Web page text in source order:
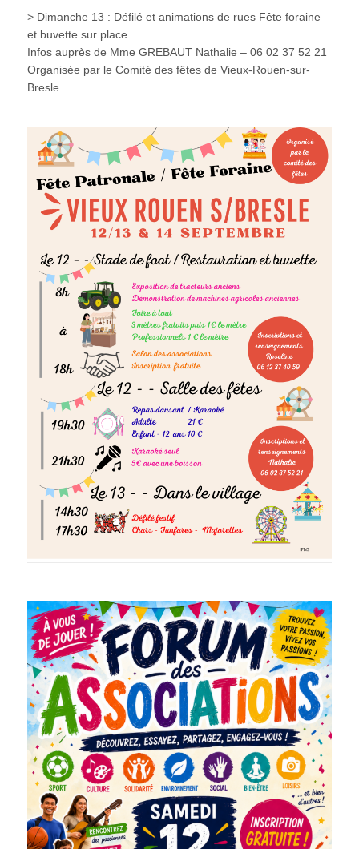
> Dimanche 13 : Défilé et animations de rues Fête foraine
et buvette sur place
Infos auprès de Mme GREBAUT Nathalie – 06 02 37 52 21
Organisée par le Comité des fêtes de Vieux-Rouen-sur-
Bresle